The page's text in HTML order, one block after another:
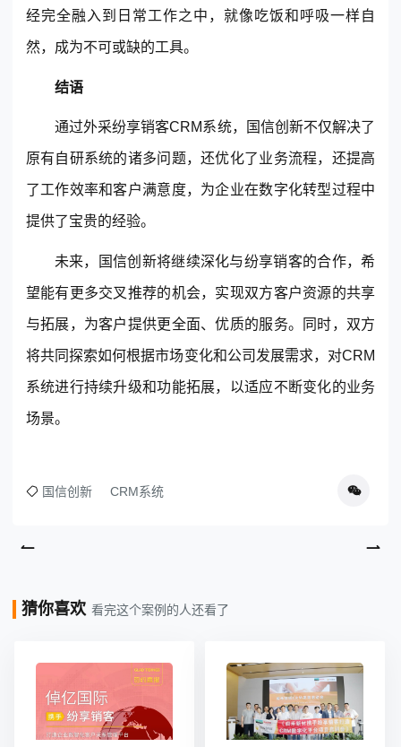
经完全融入到日常工作之中，就像吃饭和呼吸一样自
然，成为不可或缺的工具。
结语
通过外采纷享销客CRM系统，国信创新不仅解决了
原有自研系统的诸多问题，还优化了业务流程，还提高
了工作效率和客户满意度，为企业在数字化转型过程中
提供了宝贵的经验。
未来，国信创新将继续深化与纷享销客的合作，希
望能有更多交叉推荐的机会，实现双方客户资源的共享
与拓展，为客户提供更全面、优质的服务。同时，双方
将共同探索如何根据市场变化和公司发展需求，对CRM
系统进行持续升级和功能拓展，以适应不断变化的业务
场景。
国信创新 CRM系统
猜你喜欢 看完这个案例的人还看了